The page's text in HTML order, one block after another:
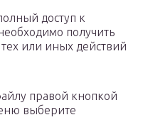
доступ к
получить
или иных действий
правой кнопкой
выберите